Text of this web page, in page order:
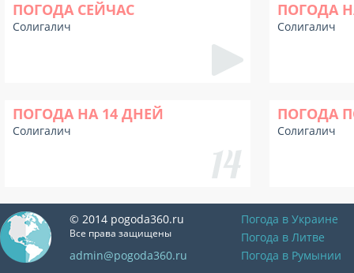
ПОГОДА СЕЙЧАС
Солигалич
ПОГОДА
Солигалич
ПОГОДА НА 14 ДНЕЙ
Солигалич
ПОГОДА
Солигалич
© 2014 pogoda360.ru
Все права защищены
admin@pogoda360.ru
Погода в Украине
Погода в Литве
Погода в Румынии